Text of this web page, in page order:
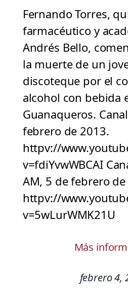
Fernando Torres,
farmacéutico y
Andrés Bello,
la muerte de un
discoteque por el
alcohol con bebida
Guanaqueros.
febrero de 2013.
httpv://
v=fdiYvwWBCAI
AM, 5 de febrero
httpv://
v=5wLurWMK21U
Más
febrero 4,